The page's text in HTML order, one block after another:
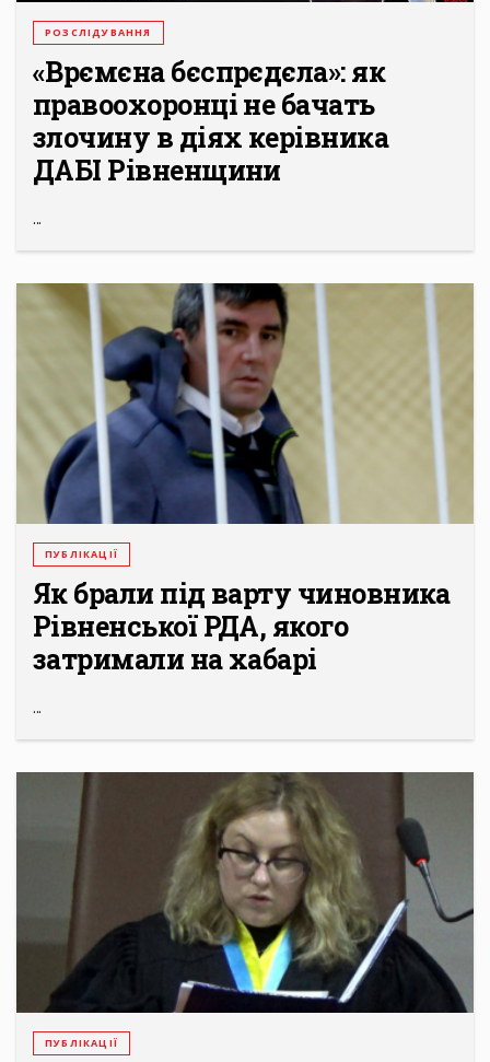
РОЗСЛІДУВАННЯ
«Врємєна бєспрєдєла»: як
правоохоронці не бачать
злочину в діях керівника
ДАБІ Рівненщини
...
ПУБЛІКАЦІЇ
Як брали під варту чиновника
Рівненської РДА, якого
затримали на хабарі
...
ПУБЛІКАЦІЇ